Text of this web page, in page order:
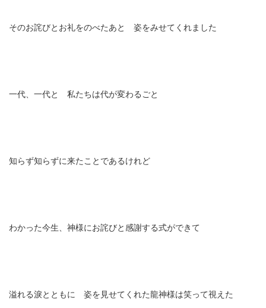
そのお詫びとお礼をのべたあと 姿をみせてくれました
一代、一代と 私たちは代が変わるごと
知らず知らずに来たことであるけれど
わかった今生、神様にお詫びと感謝する式ができて
溢れる淚とともに 姿を見せてくれた龍神様は笑って視えた